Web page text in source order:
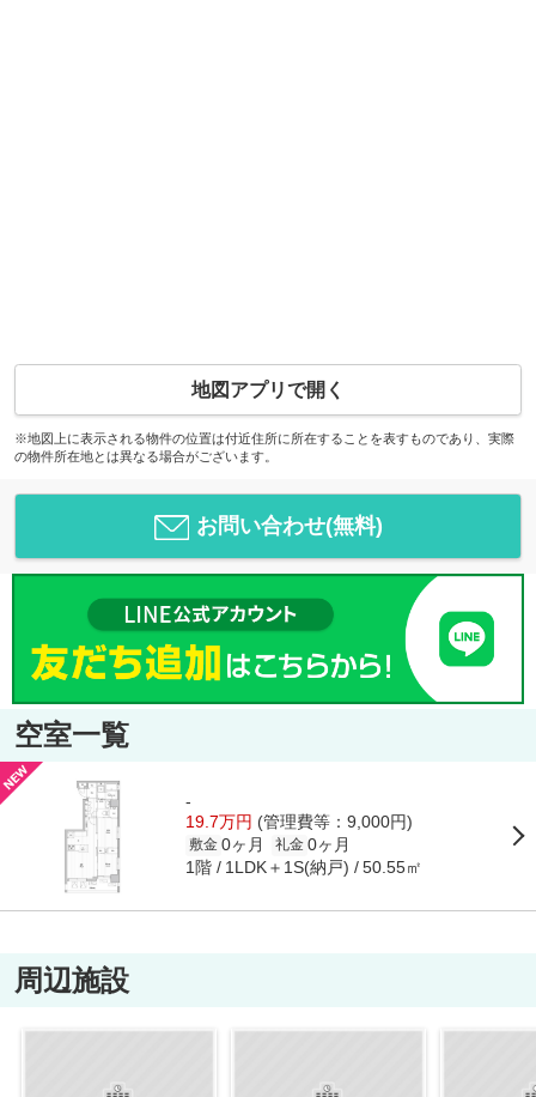
地図アプリで開く
※地図上に表示される物件の位置は付近住所に所在することを表すものであり、実際
の物件所在地とは異なる場合がございます。
お問い合わせ(無料)
空室一覧
-
19.7万円 (管理費等：9,000円)
敷金 0ヶ月 礼金 0ヶ月
1階 1LDK＋1S(納戸) 50.55㎡
周辺施設